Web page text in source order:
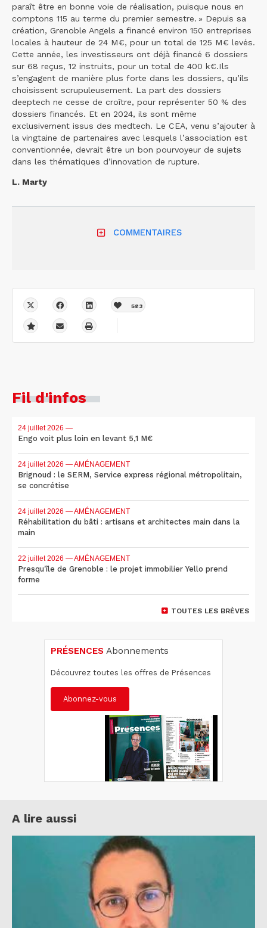
paraît être en bonne voie de réalisation, puisque nous en
comptons 115 au terme du premier semestre. » Depuis sa
création, Grenoble Angels a financé environ 150 entreprises
locales à hauteur de 24 M€, pour un total de 125 M€ levés.
Cette année, les investisseurs ont déjà financé 6 dossiers
sur 68 reçus, 12 instruits, pour un total de 400 k€.Ils
s’engagent de manière plus forte dans les dossiers, qu’ils
choisissent scrupuleusement. La part des dossiers
deeptech ne cesse de croître, pour représenter 50 % des
dossiers financés. Et en 2024, ils sont même
exclusivement issus des medtech. Le CEA, venu s’ajouter à
la vingtaine de partenaires avec lesquels l’association est
conventionnée, devrait être un bon pourvoyeur de sujets
dans les thématiques d’innovation de rupture.
L. Marty
COMMENTAIRES
583
Fil d'infos
24 juillet 2026 —
Engo voit plus loin en levant 5,1 M€
24 juillet 2026 — AMÉNAGEMENT
Brignoud : le SERM, Service express régional métropolitain,
se concrétise
24 juillet 2026 — AMÉNAGEMENT
Réhabilitation du bâti : artisans et architectes main dans la
main
22 juillet 2026 — AMÉNAGEMENT
Presqu'île de Grenoble : le projet immobilier Yello prend
forme
TOUTES LES BRÈVES
PRÉSENCES Abonnements
Découvrez toutes les offres de Présences
Abonnez-vous
A lire aussi